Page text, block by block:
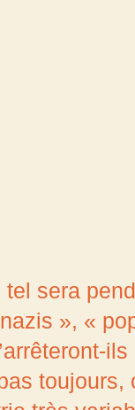
sera
», «
ils
toujours,